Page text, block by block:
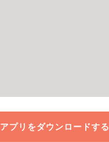
アプリをダウンロードする